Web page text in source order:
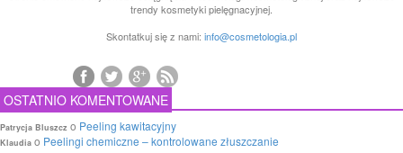
trendy kosmetyki pielęgnacyjnej.
Skontatkuj się z nami: info@cosmetologia.pl
OSTATNIO KOMENTOWANE
Patrycja Bluszcz o Peeling kawitacyjny
Klaudia o Peelingi chemiczne – kontrolowane złuszczanie